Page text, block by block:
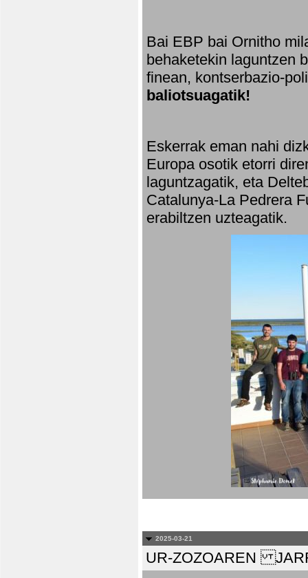
Bai EBP bai Ornitho
behaketekin laguntzen
finean, kontserbazio-
baliotsuagatik!
Eskerrak eman nahi
Europa osotik etorri
laguntzagatik, eta
Catalunya-La Pedrera
erabiltzen uzteagatik.
2025-03-21
UR-ZOZOAREN